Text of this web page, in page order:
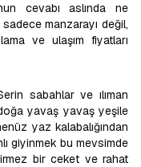
cevabı aslında ne
sadece manzarayı değil,
ve ulaşım fiyatları
sabahlar ve ılıman
yavaş yavaş yeşile
yaz kalabalığından
giyinmek bu mevsimde
bir ceket ve rahat